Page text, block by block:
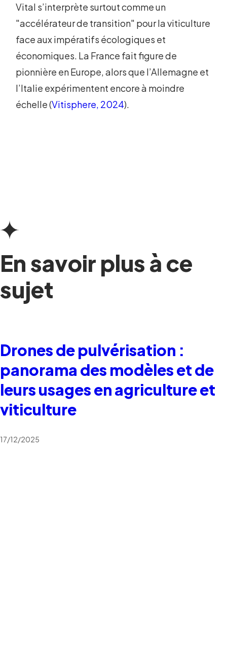
Vital s’interprète surtout comme un
"accélérateur de transition" pour la viticulture
face aux impératifs écologiques et
économiques. La France fait figure de
pionnière en Europe, alors que l’Allemagne et
l’Italie expérimentent encore à moindre
échelle (Vitisphere, 2024).
En savoir plus à ce
sujet
Drones de pulvérisation :
panorama des modèles et de
leurs usages en agriculture et
viticulture
17/12/2025